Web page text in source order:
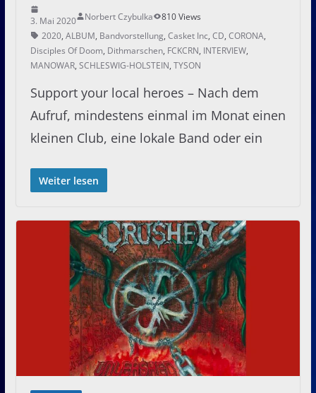
3. Mai 2020 Norbert Czybulka
810 Views
2020, ALBUM, Bandvorstellung, Casket Inc, CD, CORONA,
Disciples Of Doom, Dithmarschen, FCKCRN, INTERVIEW,
MANOWAR, SCHLESWIG-HOLSTEIN, TYSON
Support your local heroes – Nach dem
Aufruf, mindestens einmal im Monat einen
kleinen Club, eine lokale Band oder ein
Weiter lesen